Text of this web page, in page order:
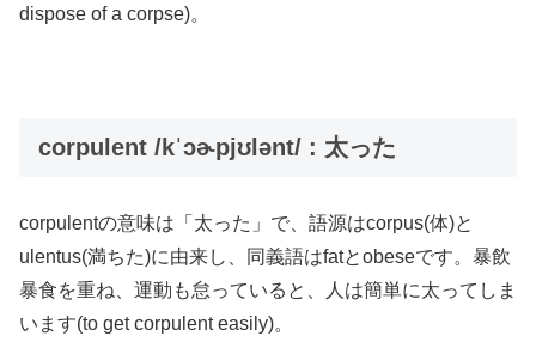
dispose of a corpse)。
corpulent /kˈɔɚpjʊlənt/ : 太った
corpulentの意味は「太った」で、語源はcorpus(体)と
ulentus(満ちた)に由来し、同義語はfatとobeseです。暴飲
暴食を重ね、運動も怠っていると、人は簡単に太ってしま
います(to get corpulent easily)。